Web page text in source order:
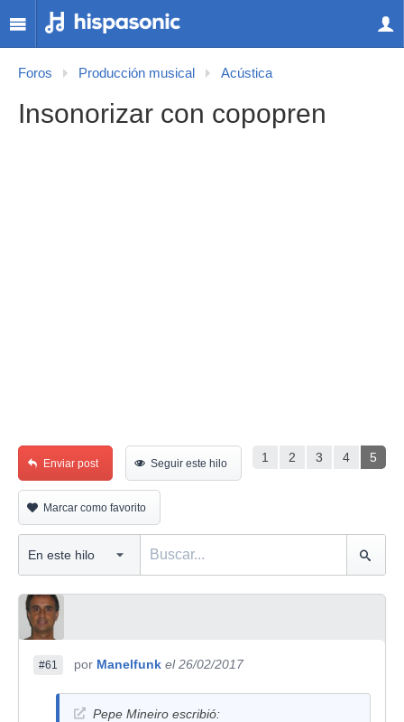
Foros Producción musical Acústica
Insonorizar con copopren
1 2 3 4 5
Enviar post Seguir este hilo
Marcar como favorito
#61 por Manelfunk el 26/02/2017
Pepe Mineiro escribió: